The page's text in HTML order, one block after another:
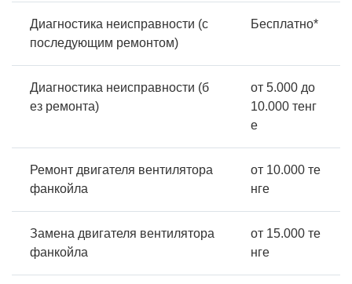
Диагностика неисправности (с
последующим ремонтом)
Бесплатно*
Диагностика неисправности (б
ез ремонта)
от 5.000 до
10.000 тенг
е
Ремонт двигателя вентилятора
фанкойла
от 10.000 те
нге
Замена двигателя вентилятора
фанкойла
от 15.000 те
нге